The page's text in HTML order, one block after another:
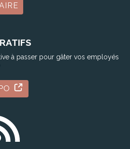
à passer pour gâter vos employés